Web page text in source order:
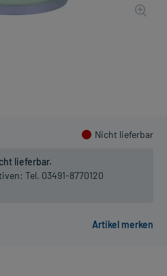
Nicht lieferbar
lieferbar.
Tel. 03491-8770120